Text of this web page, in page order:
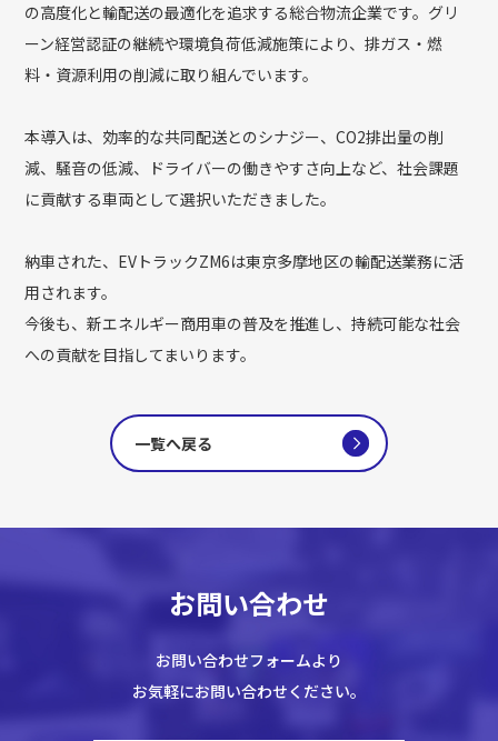
の高度化と輸配送の最適化を追求する総合物流企業です。グリ
ーン経営認証の継続や環境負荷低減施策により、排ガス・燃
料・資源利用の削減に取り組んでいます。
本導入は、効率的な共同配送とのシナジー、CO2排出量の削
減、騒音の低減、ドライバーの働きやすさ向上など、社会課題
に貢献する車両として選択いただきました。
納車された、EVトラックZM6は東京多摩地区の輸配送業務に活
用されます。
今後も、新エネルギー商用車の普及を推進し、持続可能な社会
への貢献を目指してまいります。
一覧へ戻る
お問い合わせ
お問い合わせフォームより
お気軽にお問い合わせください。